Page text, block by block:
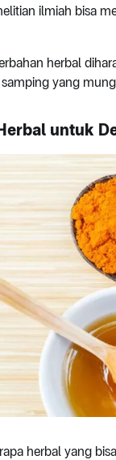
ilmiah bisa
herbal
yang
untuk
herbal yang